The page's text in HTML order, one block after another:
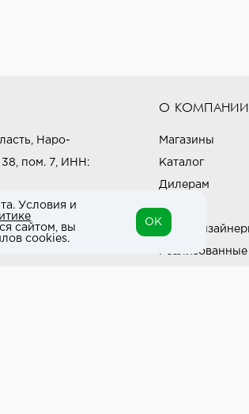
Наро-
38, пом. 7, ИНН:
О КОМПАНИИ
Магазины
Каталог
Дилерам
Блог
Наши
Условия и
сайтом, вы
cookies.
OK